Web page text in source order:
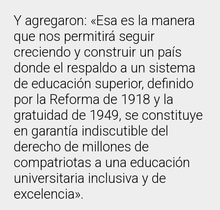
Y agregaron: «Esa es la manera
que nos permitirá seguir
creciendo y construir un país
donde el respaldo a un sistema
de educación superior, definido
por la Reforma de 1918 y la
gratuidad de 1949, se constituye
en garantía indiscutible del
derecho de millones de
compatriotas a una educación
universitaria inclusiva y de
excelencia».